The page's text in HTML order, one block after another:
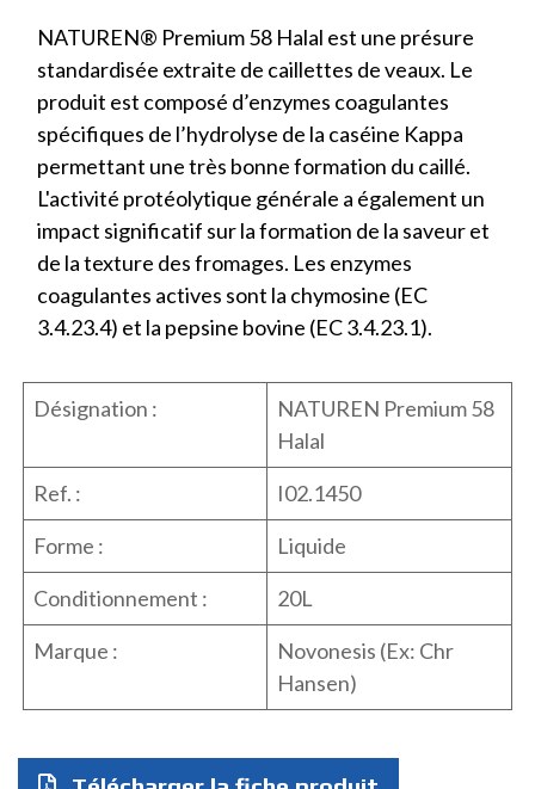
NATUREN® Premium 58 Halal est une présure
standardisée extraite de caillettes de veaux. Le
produit est composé d’enzymes coagulantes
spécifiques de l’hydrolyse de la caséine Kappa
permettant une très bonne formation du caillé.
L'activité protéolytique générale a également un
impact significatif sur la formation de la saveur et
de la texture des fromages. Les enzymes
coagulantes actives sont la chymosine (EC
3.4.23.4) et la pepsine bovine (EC 3.4.23.1).
Désignation :
NATUREN Premium 58
Halal
Ref. :
I02.1450
Forme :
Liquide
Conditionnement :
20L
Marque :
Novonesis (Ex: Chr
Hansen)